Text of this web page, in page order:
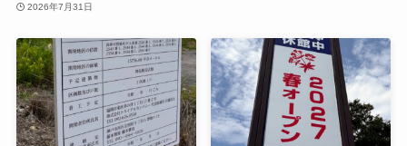
2026年7月31日